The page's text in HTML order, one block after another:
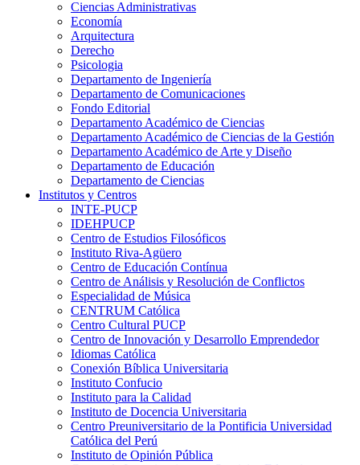
Ciencias Administrativas
Economía
Arquitectura
Derecho
Psicologia
Departamento de Ingeniería
Departamento de Comunicaciones
Fondo Editorial
Departamento Académico de Ciencias
Departamento Académico de Ciencias de la Gestión
Departamento Académico de Arte y Diseño
Departamento de Educación
Departamento de Ciencias
Institutos y Centros
INTE-PUCP
IDEHPUCP
Centro de Estudios Filosóficos
Instituto Riva-Agüero
Centro de Educación Contínua
Centro de Análisis y Resolución de Conflictos
Especialidad de Música
CENTRUM Católica
Centro Cultural PUCP
Centro de Innovación y Desarrollo Emprendedor
Idiomas Católica
Conexión Bíblica Universitaria
Instituto Confucio
Instituto para la Calidad
Instituto de Docencia Universitaria
Centro Preuniversitario de la Pontificia Universidad
Católica del Perú
Instituto de Opinión Pública